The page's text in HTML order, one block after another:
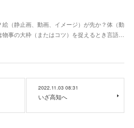
（静止画、動画、イメージ）が先か？体（動
事の大枠（またはコツ）を捉えるとき言語…
2022.11.03 08:31
いざ高知へ